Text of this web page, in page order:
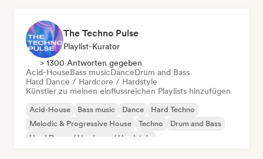
The Techno Pulse
Playlist-Kurator
> 1300 Antworten gegeben
Acid-HouseBass musicDanceDrum and Bass
Hard Dance / Hardcore / Hardstyle
Künstler zu meinen einflussreichen Playlists hinzufügen
Acid-House Bass music Dance
Hard Techno
Melodic & Progressive House
Techno
Drum and Bass
Hard Dance / Hardcore / Hardstyle